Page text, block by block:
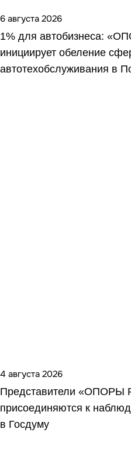
6 августа 2026
1% для автобизнеса:
инициирует обеление
автотехобслуживания в
4 августа 2026
Представители
присоединяются к
в Госдуму